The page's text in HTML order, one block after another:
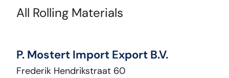
All Rolling Materials
P. Mostert Import Export B.V.
Frederik Hendrikstraat 60